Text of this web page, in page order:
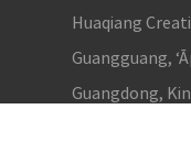
Huaqiang
Guangguang,
Guangdong,